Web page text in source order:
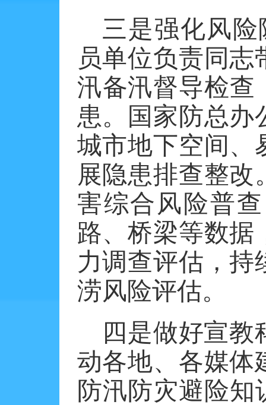
三是强化风
员单位负责同
汛备汛督导检查
患。国家防总办
城市地下空间、
展隐患排查整
害综合风险普
路、桥梁等数据
力调查评估，持
涝风险评估。
四是做好宣
动各地、各媒体
防汛防灾避险知